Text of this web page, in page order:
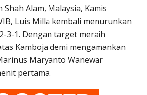
Shah Alam, Malaysia, Kamis
Luis Milla kembali menurunkan
3-1. Dengan target meraih
Kamboja demi mengamankan
Maryanto Wanewar
pertama.